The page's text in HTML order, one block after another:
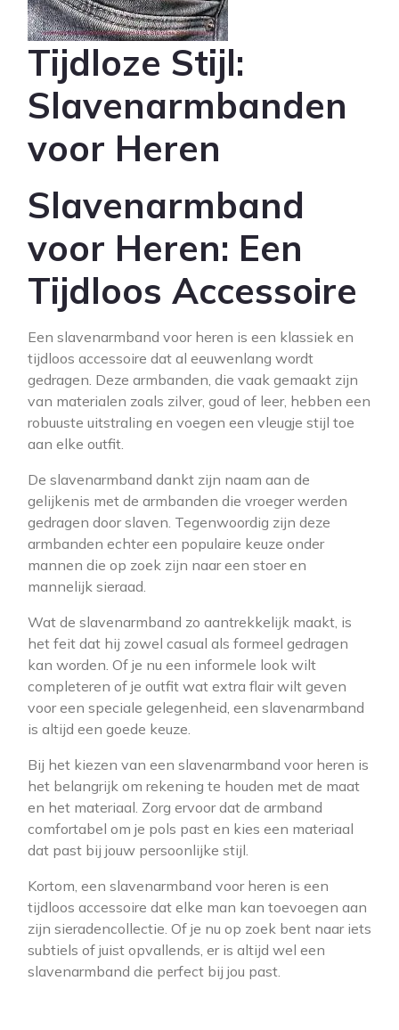
Tijdloze Stijl:
Slavenarmbanden
voor Heren
Slavenarmband
voor Heren: Een
Tijdloos Accessoire
Een slavenarmband voor heren is een klassiek en
tijdloos accessoire dat al eeuwenlang wordt
gedragen. Deze armbanden, die vaak gemaakt zijn
van materialen zoals zilver, goud of leer, hebben een
robuuste uitstraling en voegen een vleugje stijl toe
aan elke outfit.
De slavenarmband dankt zijn naam aan de
gelijkenis met de armbanden die vroeger werden
gedragen door slaven. Tegenwoordig zijn deze
armbanden echter een populaire keuze onder
mannen die op zoek zijn naar een stoer en
mannelijk sieraad.
Wat de slavenarmband zo aantrekkelijk maakt, is
het feit dat hij zowel casual als formeel gedragen
kan worden. Of je nu een informele look wilt
completeren of je outfit wat extra flair wilt geven
voor een speciale gelegenheid, een slavenarmband
is altijd een goede keuze.
Bij het kiezen van een slavenarmband voor heren is
het belangrijk om rekening te houden met de maat
en het materiaal. Zorg ervoor dat de armband
comfortabel om je pols past en kies een materiaal
dat past bij jouw persoonlijke stijl.
Kortom, een slavenarmband voor heren is een
tijdloos accessoire dat elke man kan toevoegen aan
zijn sieradencollectie. Of je nu op zoek bent naar iets
subtiels of juist opvallends, er is altijd wel een
slavenarmband die perfect bij jou past.